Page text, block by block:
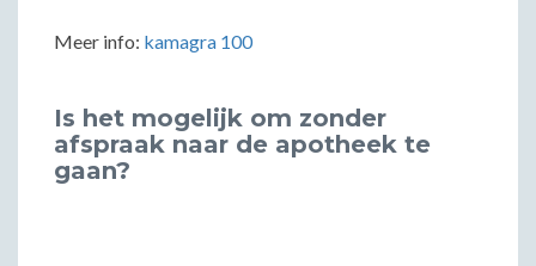
Meer info: kamagra 100
Is het mogelijk om zonder
afspraak naar de apotheek te
gaan?